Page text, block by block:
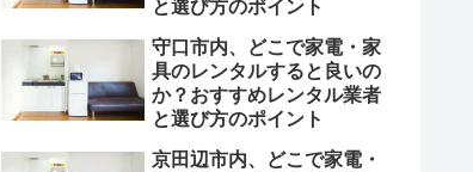
と選び方のポイント
守口市内、どこで家電・家
具のレンタルすると良いの
か？おすすめレンタル業者
と選び方のポイント
京田辺市内、どこで家電・